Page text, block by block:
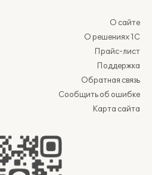
О сайте
О решениях 1С
Прайс-лист
Поддержка
Обратная связь
Сообщить об ошибке
Карта сайта